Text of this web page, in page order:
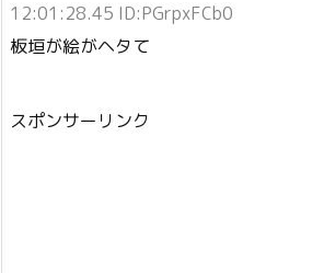
12:01:28.45 ID:PGrpxFCb0
板垣が絵がヘタて
スポンサーリンク